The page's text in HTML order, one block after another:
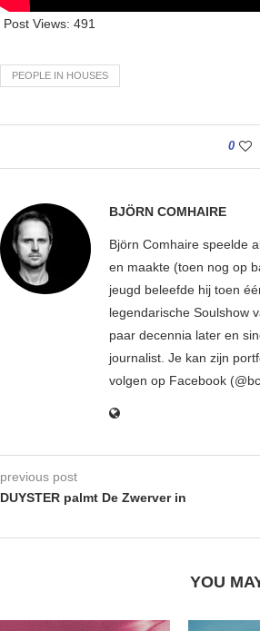
Post Views: 491
PEOPLE IN HOUSES
0
BJÖRN COMHAIRE
Björn Comhaire speelde
en maakte (toen nog op
jeugd beleefde hij toen
legendarische Soulshow
paar decennia later en
journalist. Je kan zijn
volgen op Facebook
previous post
DUYSTER palmt De Zwerver in
YOU